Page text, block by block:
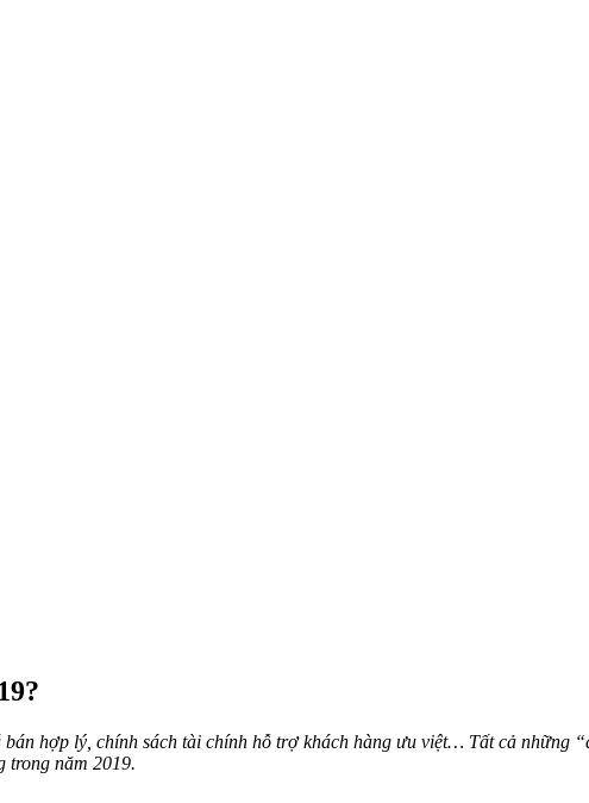
hợp lý, chính sách tài chính hỗ trợ khách hàng ưu việt… Tất cả những
trong năm 2019.